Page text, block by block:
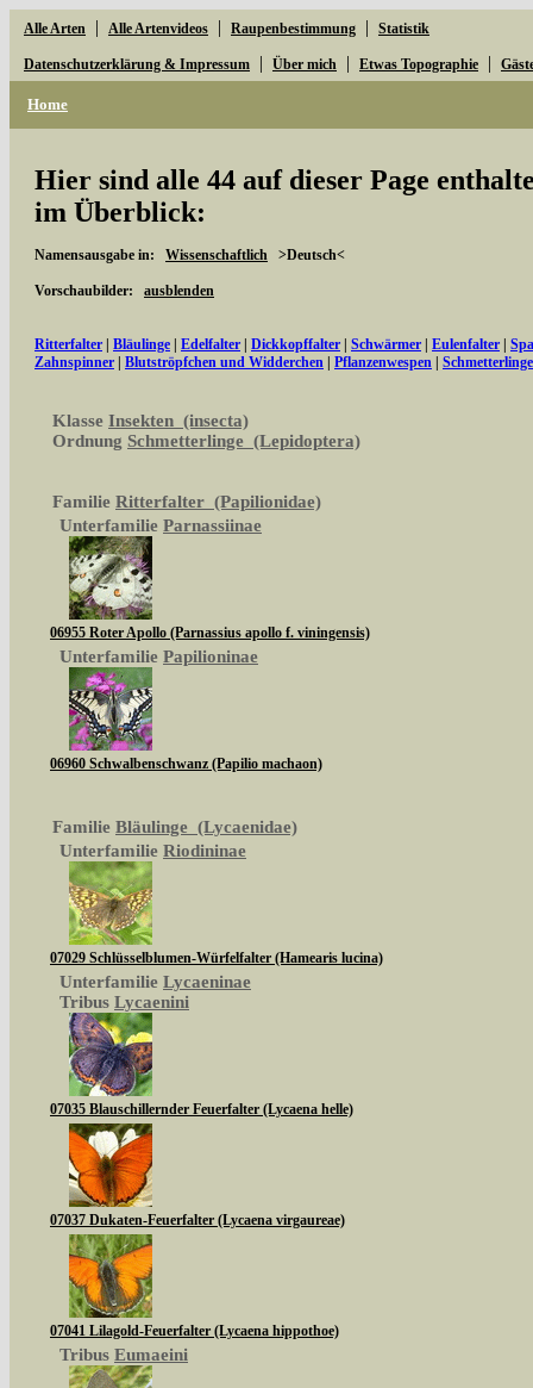
Alle Arten | Alle Artenvideos | Raupenbestimmung | Statistik
Datenschutzerklärung & Impressum | Über mich | Etwas Topographie |
Home
Hier sind alle 44 auf dieser Page
im Überblick:
Namensausgabe in: Wissenschaftlich >Deutsch<
Vorschaubilder: ausblenden
Ritterfalter Bläulinge Edelfalter Dickkopffalter Schwärmer Eulenfalter
Zahnspinner
Blutströpfchen und Widderchen Pflanzenwespen
Klasse Insekten (insecta)
Ordnung Schmetterlinge (Lepidoptera)
Familie Ritterfalter (Papilionidae)
Unterfamilie Parnassiinae
06955 Roter Apollo (Parnassius apollo f. viningensis)
Unterfamilie Papilioninae
06960 Schwalbenschwanz (Papilio machaon)
Familie Bläulinge (Lycaenidae)
Unterfamilie Riodininae
07029 Schlüsselblumen-Würfelfalter (Hamearis lucina)
Unterfamilie Lycaeninae
Tribus Lycaenini
07035 Blauschillernder Feuerfalter (Lycaena helle)
07037 Dukaten-Feuerfalter (Lycaena virgaureae)
07041 Lilagold-Feuerfalter (Lycaena hippothoe)
Tribus Eumaeini